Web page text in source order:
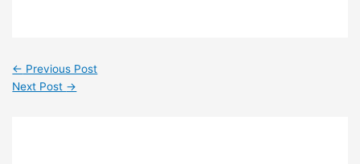
← Previous Post
Next Post →